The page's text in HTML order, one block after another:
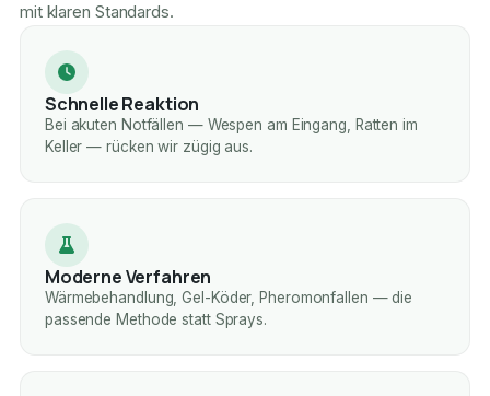
mit klaren Standards.
Schnelle Reaktion
Bei akuten Notfällen — Wespen am Eingang, Ratten im
Keller — rücken wir zügig aus.
Moderne Verfahren
Wärmebehandlung, Gel-Köder, Pheromonfallen — die
passende Methode statt Sprays.